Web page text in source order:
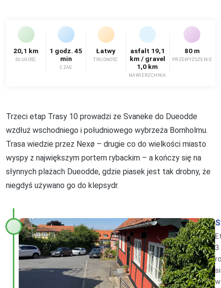
20,1 km
DŁUGOŚĆ
1 godz. 45
min
CZAS
Łatwy
TRUDNOŚĆ
asfalt 19,1
km / gravel
1,0 km
NAWIERZCHNIA
80 m
PRZEWYŻSZENIE
Trzeci etap Trasy 10 prowadzi ze Svaneke do Dueodde
wzdłuż wschodniego i południowego wybrzeża Bornholmu.
Trasa wiedzie przez Nexø – drugie co do wielkości miasto
wyspy z największym portem rybackim – a kończy się na
słynnych plażach Dueodde, gdzie piasek jest tak drobny, że
niegdyś używano go do klepsydr.
3
w